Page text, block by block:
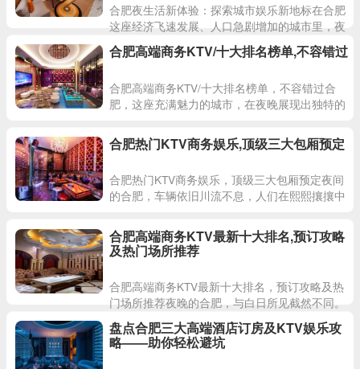
合肥夜生活新体验：探索城市娱乐新地标在合肥
这座经济飞速发展、人口急剧增加的城市里，夜
晚的灯火闪烁如同星辰般点缀着这座城市，为这
片蓝色海洋增添了一抹别样
合肥高端商务KTV/十大排名榜单,不容错过
合肥高端商务KTV/十大排名榜单，不容错过合
肥，这座充满魅力的城市，在夜晚展现出独特的
务KTV犹如璀璨星辰，
合肥热门KTV商务娱乐,顶级三大包厢预定
合肥热门KTV商务娱乐，顶级三大包厢预定夜间
的合肥，车辆依旧川流不息，人们在熙熙攘攘中
找能够让自己全身心放
合肥高端商务KTV最新十大排名,预订攻略
及热门场所推荐
合肥高端商务KTV最新十大排名，预订攻略及热
门场所推荐夜晚的合肥，与白日所见截然不同。
车水马龙、人群接踵的白日，人们为了工作匆忙
赶路；而夜晚，人们步调
盘点合肥三大高端酒店订房及KTV娱乐攻
略——助你轻松避坑